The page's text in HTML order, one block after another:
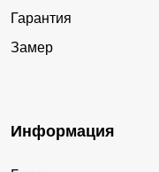
Гарантия
Замер
Информация